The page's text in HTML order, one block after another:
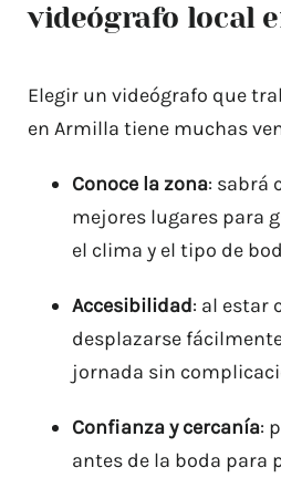
videógrafo local
Elegir un videógrafo que
en Armilla tiene muchas
Conoce la zona: sabrá
mejores lugares para
el clima y el tipo de
Accesibilidad: al estar
desplazarse
jornada sin
Confianza y cercanía:
antes de la boda para